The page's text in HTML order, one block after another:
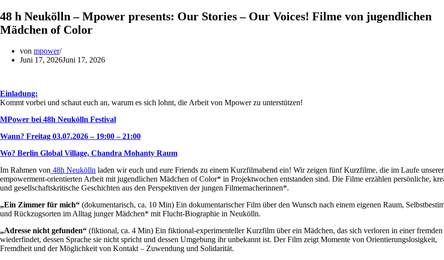
48 h Neukölln – Mpower presents: Our Stories – Our Voices! Filme von jugendlichen
Mädchen of Color
von mpower
Juni 17, 2026Juni 17, 2026
Einladung:
Kommt vorbei und schaut euch an, warum es sich lohnt, die Arbeit von Mpower zu unterstützen!
MPower bei 48h Neukölln Festival
Wann? Freitag 03.07.2026 – 19:00 – 21:00
Wo? Berlin Global Village, Chandra Mohanty Raum
Im Rahmen von 48h Neukölln laden wir euch und eure Friends zu einem Kurzfilmabend ein! Wir zeigen fünf Kurzfilme, die im Laufe unserer
empowerment-orientierten Arbeit mit jugendlichen Mädchen of Color* in Projektwochen entstanden sind. Die Filme erzählen persönliche,
und gesellschaftskritische Geschichten aus den Perspektiven der jungen Filmemacherinnen*.
„Ein Zimmer für mich“ (dokumentarisch, ca. 10 Min) Ein dokumentarischer Film über den Wunsch nach einem eigenen Raum,
und Rückzugsorten im Alltag junger Mädchen* mit Flucht-Biographie in Neukölln.
„Adresse nicht gefunden“ (fiktional, ca. 4 Min) Ein fiktional-experimenteller Kurzfilm über ein Mädchen, das sich verloren in einer
wiederfindet, dessen Sprache sie nicht spricht und dessen Umgebung ihr unbekannt ist. Der Film zeigt Momente von Orientierungslosigkeit,
Fremdheit und der Möglichkeit von Kontakt – Zuwendung und Solidarität.